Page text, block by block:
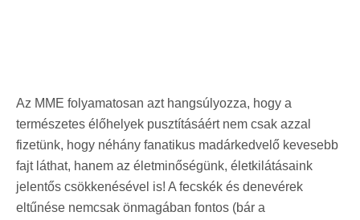
Az MME folyamatosan azt hangsúlyozza, hogy a
természetes élőhelyek pusztításáért nem csak azzal
fizetünk, hogy néhány fanatikus madárkedvelő kevesebb
fajt láthat, hanem az életminőségünk, életkilátásaink
jelentős csökkenésével is! A fecskék és denevérek
eltűnése nemcsak önmagában fontos (bár a